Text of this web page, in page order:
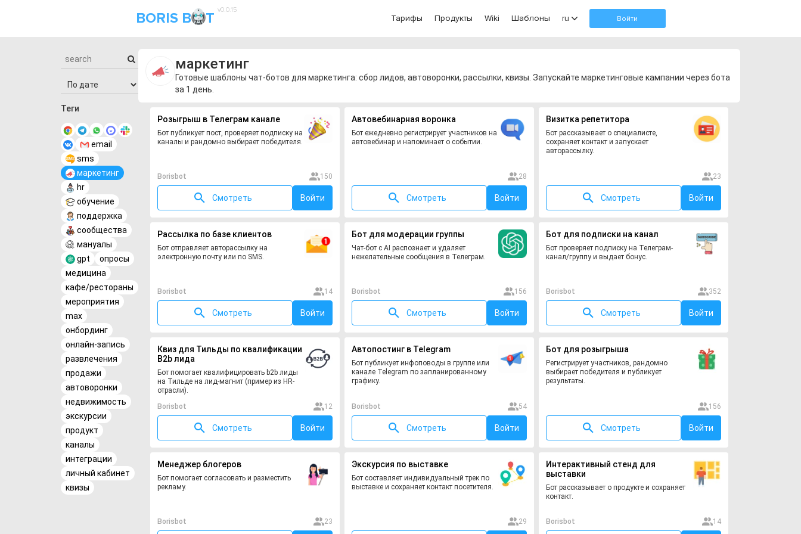
BORIS B T v0.0.15
Тарифы Продукты Wiki Шаблоны ru Войти
Теги
email
sms
маркетинг
hr
обучение
поддержка
сообщества
мануалы
gpt
опросы
медицина
кафе/рестораны
мероприятия
max
онбординг
онлайн-запись
развлечения
продажи
автоворонки
недвижимость
экскурсии
продукт
каналы
интеграции
личный кабинет
квизы
маркетинг
Готовые шаблоны чат-ботов для маркетинга: сбор лидов, автоворонки, рассылки, квизы. Запускайте маркетинговые кампании через бота
за 1 день.
Розыгрыш в Телеграм канале
Бот публикует пост, проверяет подписку на
каналы и рандомно выбирает победителя.
Borisbot 150
Смотреть Войти
Автовебинарная воронка
Бот ежедневно регистрирует участников на
автовебинар и напоминает о событии.
28
Смотреть Войти
Визитка репетитора
Бот рассказывает о специалисте,
сохраняет контакт и запускает
авторассылку.
23
Смотреть Войти
Рассылка по базе клиентов
Бот отправляет авторассылку на
электронную почту или по SMS.
Borisbot 14
Смотреть Войти
Бот для модерации группы
Чат-бот с AI распознает и удаляет
нежелательные сообщения в Телеграм.
Borisbot 156
Смотреть Войти
Бот для подписки на канал
Бот проверяет подписку на Телеграм-
канал/группу и выдает бонус.
Borisbot 352
Смотреть Войти
Квиз для Тильды по квалификации
B2b лида
Бот помогает квалифицировать b2b лиды
на Тильде на лид-магнит (пример из HR-
отрасли).
Borisbot
12
Смотреть Войти
Автопостинг в Telegram
Бот публикует инфоповоды в группе или
канале Telegram по запланированному
графику.
Borisbot 54
Смотреть Войти
Бот для розыгрыша
Регистрирует участников, рандомно
выбирает победителя и публикует
результаты.
156
Смотреть Войти
Менеджер блогеров
Бот помогает согласовать и разместить
рекламу.
Borisbot 23
Экскурсия по выставке
Бот составляет индивидуальный трек по
выставке и сохраняет контакт посетителя.
29
Интерактивный стенд для
выставки
Бот рассказывает о продукте и сохраняет
контакт.
Borisbot 14